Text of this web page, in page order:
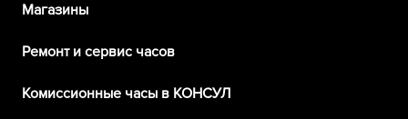
Магазины
Ремонт и сервис часов
Комиссионные часы в КОНСУЛ